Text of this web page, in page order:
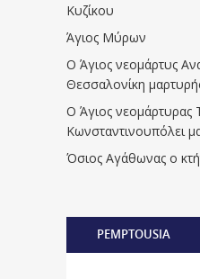
Κυζίκου
Άγιος Μύρων
Ο Άγιος νεομάρτυς
Θεσσαλονίκη
Ο Άγιος νεομάρτυρας
Κωνσταντινουπόλει
Όσιος Αγάθωνας ο
PEMPTOUSIA